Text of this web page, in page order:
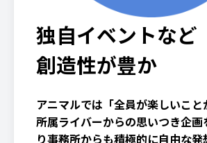
独自イベントなど
創造性が豊か
アニマルでは「全員が楽しいこと
所属ライバーからの思いつき企
り事務所からも積極的に自由な